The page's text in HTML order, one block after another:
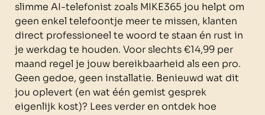
slimme AI-telefonist zoals MIKE365 jou helpt om
geen enkel telefoontje meer te missen, klanten
direct professioneel te woord te staan én rust in
je werkdag te houden. Voor slechts €14,99 per
maand regel je jouw bereikbaarheid als een pro.
Geen gedoe, geen installatie. Benieuwd wat dit
jou oplevert (en wat één gemist gesprek
eigenlijk kost)? Lees verder en ontdek hoe